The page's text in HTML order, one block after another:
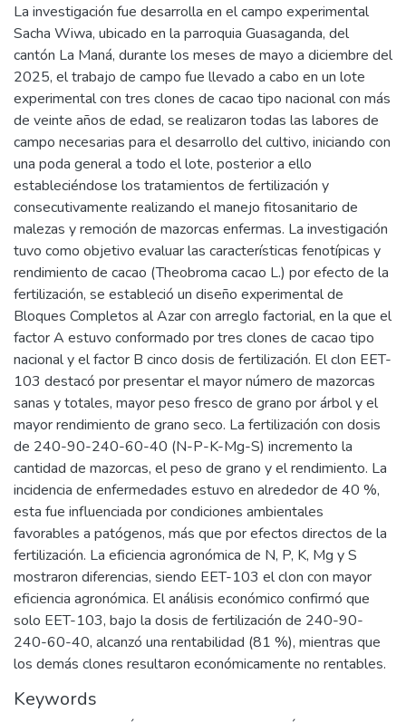
La investigación fue desarrolla en el campo experimental
Sacha Wiwa, ubicado en la parroquia Guasaganda, del
cantón La Maná, durante los meses de mayo a diciembre del
2025, el trabajo de campo fue llevado a cabo en un lote
experimental con tres clones de cacao tipo nacional con más
de veinte años de edad, se realizaron todas las labores de
campo necesarias para el desarrollo del cultivo, iniciando con
una poda general a todo el lote, posterior a ello
estableciéndose los tratamientos de fertilización y
consecutivamente realizando el manejo fitosanitario de
malezas y remoción de mazorcas enfermas. La investigación
tuvo como objetivo evaluar las características fenotípicas y
rendimiento de cacao (Theobroma cacao L.) por efecto de la
fertilización, se estableció un diseño experimental de
Bloques Completos al Azar con arreglo factorial, en la que el
factor A estuvo conformado por tres clones de cacao tipo
nacional y el factor B cinco dosis de fertilización. El clon EET-
103 destacó por presentar el mayor número de mazorcas
sanas y totales, mayor peso fresco de grano por árbol y el
mayor rendimiento de grano seco. La fertilización con dosis
de 240-90-240-60-40 (N-P-K-Mg-S) incremento la
cantidad de mazorcas, el peso de grano y el rendimiento. La
incidencia de enfermedades estuvo en alrededor de 40 %,
esta fue influenciada por condiciones ambientales
favorables a patógenos, más que por efectos directos de la
fertilización. La eficiencia agronómica de N, P, K, Mg y S
mostraron diferencias, siendo EET-103 el clon con mayor
eficiencia agronómica. El análisis económico confirmó que
solo EET-103, bajo la dosis de fertilización de 240-90-
240-60-40, alcanzó una rentabilidad (81 %), mientras que
los demás clones resultaron económicamente no rentables.
Keywords